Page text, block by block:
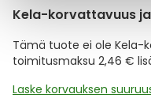
Kela-korvattavuus
Tämä tuote ei ole Kela-
toimitusmaksu 2,46 €
Laske korvauksen